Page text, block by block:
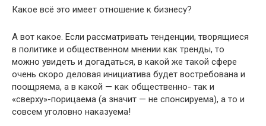
Какое всё это имеет отношение к бизнесу?
А вот какое. Если рассматривать тенденции, творящиеся
в политике и общественном мнении как тренды, то
можно увидеть и догадаться, в какой же такой сфере
очень скоро деловая инициатива будет востребована и
поощряема, а в какой — как общественно- так и
«сверху»-порицаема (а значит — не спонсируема), а то и
совсем уголовно наказуема!